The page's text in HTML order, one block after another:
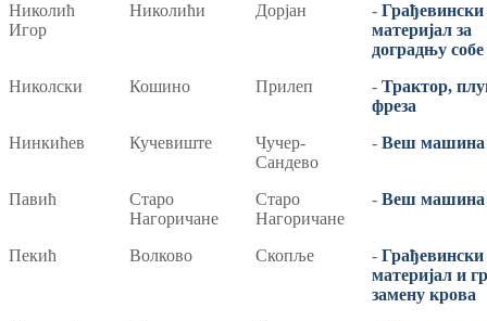
Николић
Игор
Николићи Дорјан - Грађевински
материјал за
доградњу собе
Николски
Кошино Прилеп - Трактор,
фреза
Нинкићев
Кучевиште
Чучер-
Сандево
- Веш машина
Павић
Старо
Нагоричане
Старо
Нагоричане
- Веш машина
Пекић Волково Скопље - Грађевински
материјал и
замену крова